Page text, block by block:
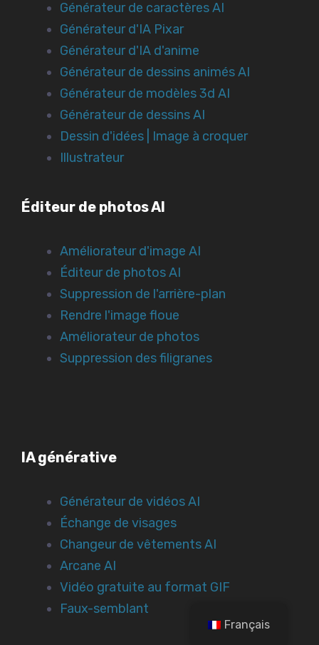
Générateur de caractères AI
Générateur d'IA Pixar
Générateur d'IA d'anime
Générateur de dessins animés AI
Générateur de modèles 3d AI
Générateur de dessins AI
Dessin d'idées | Image à croquer
Illustrateur
Éditeur de photos AI
Améliorateur d'image AI
Éditeur de photos AI
Suppression de l'arrière-plan
Rendre l'image floue
Améliorateur de photos
Suppression des filigranes
IA générative
Générateur de vidéos AI
Échange de visages
Changeur de vêtements AI
Arcane AI
Vidéo gratuite au format GIF
Faux-semblant
Français